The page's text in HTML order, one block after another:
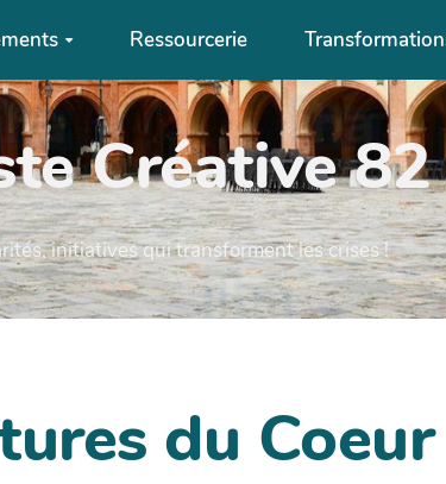
Ressourcerie
Créative
initiatives qui transforment les crises !
du